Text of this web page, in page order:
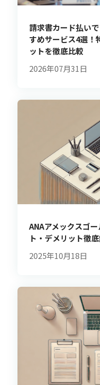
請求書カード払い
すめサービス4選！
ットを徹底比較
2026年07月31日
ANAアメックスゴ
ト・デメリット徹底
2025年10月18日